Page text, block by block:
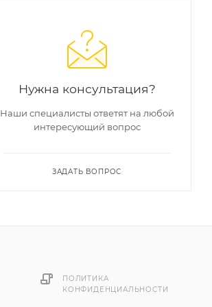
Нужна консультация?
Наши специалисты ответят на любой
интересующий вопрос
ЗАДАТЬ ВОПРОС
ПОЛИТИКА
КОНФИДЕНЦИАЛЬНОСТИ